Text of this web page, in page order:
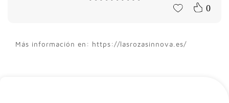
0
Más información en: https://lasrozasinnova.es/